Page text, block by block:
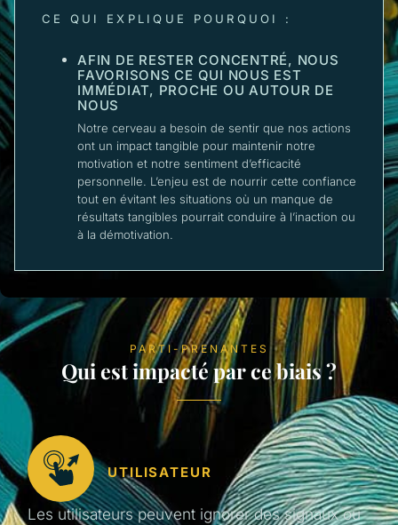
CE QUI EXPLIQUE POURQUOI :
AFIN DE RESTER CONCENTRÉ, NOUS
FAVORISONS CE QUI NOUS EST
IMMÉDIAT, PROCHE OU AUTOUR DE
NOUS
Notre cerveau a besoin de sentir que nos actions
ont un impact tangible pour maintenir notre
motivation et notre sentiment d’efficacité
personnelle. L’enjeu est de nourrir cette confiance
tout en évitant les situations où un manque de
résultats tangibles pourrait conduire à l’inaction ou
à la démotivation.
PARTI-PRENANTES
Qui est impacté par ce biais ?
UTILISATEUR
Les utilisateurs peuvent ignorer des signaux ou